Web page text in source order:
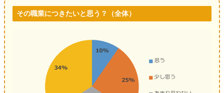
その職業につきたいと思う？（全体）